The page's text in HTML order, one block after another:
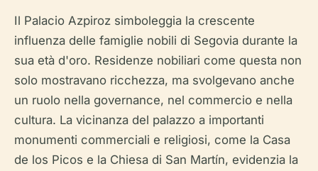
Il Palacio Azpiroz simboleggia la crescente
influenza delle famiglie nobili di Segovia durante la
sua età d'oro. Residenze nobiliari come questa non
solo mostravano ricchezza, ma svolgevano anche
un ruolo nella governance, nel commercio e nella
cultura. La vicinanza del palazzo a importanti
monumenti commerciali e religiosi, come la Casa
de los Picos e la Chiesa di San Martín, evidenzia la